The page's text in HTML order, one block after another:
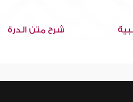
شرح متن الدرة